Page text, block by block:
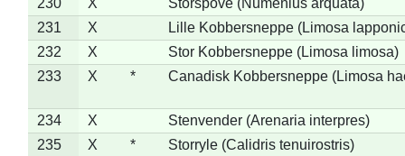
231
X
Lille Kobbersneppe (Limosa
232
X
Stor Kobbersneppe (Limosa limosa)
233
X * Canadisk Kobbersneppe (Limosa
234 X
Stenvender (Arenaria interpres)
235
X * Storryle (Calidris tenuirostris)